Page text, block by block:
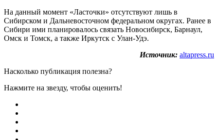
На данный момент «Ласточки» отсутствуют лишь в
Сибирском и Дальневосточном федеральном округах. Ранее в
Сибири ими планировалось связать Новосибирск, Барнаул,
Омск и Томск, а также Иркутск с Улан-Удэ.
Источник: altapress.ru
Насколько публикация полезна?
Нажмите на звезду, чтобы оценить!